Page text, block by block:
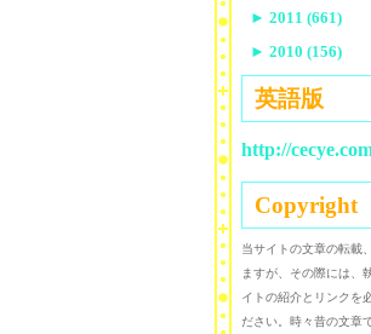
► 2011 (661)
► 2010 (156)
英語版
http://
Copyright
当サイトの文章の転載
ますが、その際には、
イトの紹介とリンクを
ださい。時々昔の文章